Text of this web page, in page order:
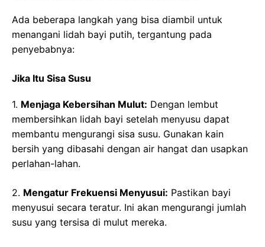
Ada beberapa langkah yang bisa diambil untuk
menangani lidah bayi putih, tergantung pada
penyebabnya:
Jika Itu Sisa Susu
1. Menjaga Kebersihan Mulut: Dengan lembut
membersihkan lidah bayi setelah menyusu dapat
membantu mengurangi sisa susu. Gunakan kain
bersih yang dibasahi dengan air hangat dan usapkan
perlahan-lahan.
2. Mengatur Frekuensi Menyusui: Pastikan bayi
menyusui secara teratur. Ini akan mengurangi jumlah
susu yang tersisa di mulut mereka.